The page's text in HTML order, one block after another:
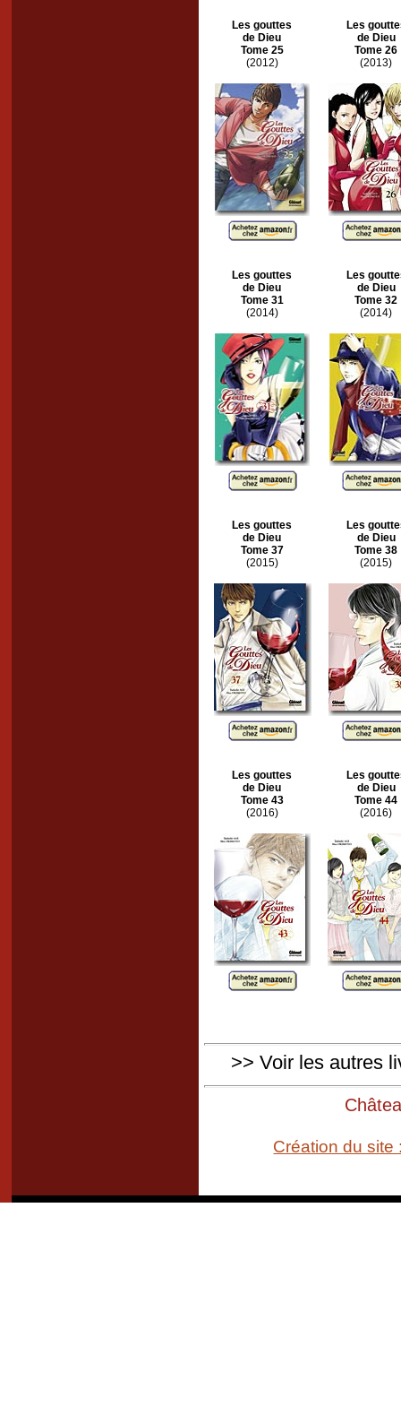
Les gouttes
de Dieu
Tome 25
(2012)
Les
de Dieu
Tome 26
(2013)
Les gouttes
de Dieu
Tome 31
(2014)
Les
de Dieu
Tome 32
(2014)
Les gouttes
de Dieu
Tome 37
(2015)
Les
de Dieu
Tome 38
(2015)
Les gouttes
de Dieu
Tome 43
(2016)
Les
de Dieu
Tome 44
(2016)
>> Voir les autres
Création du site